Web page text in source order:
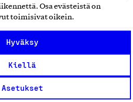
Osa evästeistä on
toimisivat oikein.
Hyväksy
Kiellä
Asetukset